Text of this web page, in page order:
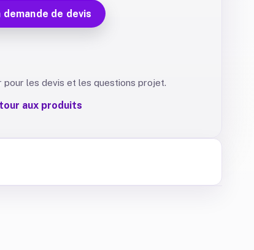
de devis
pour les devis et les questions projet.
aux produits